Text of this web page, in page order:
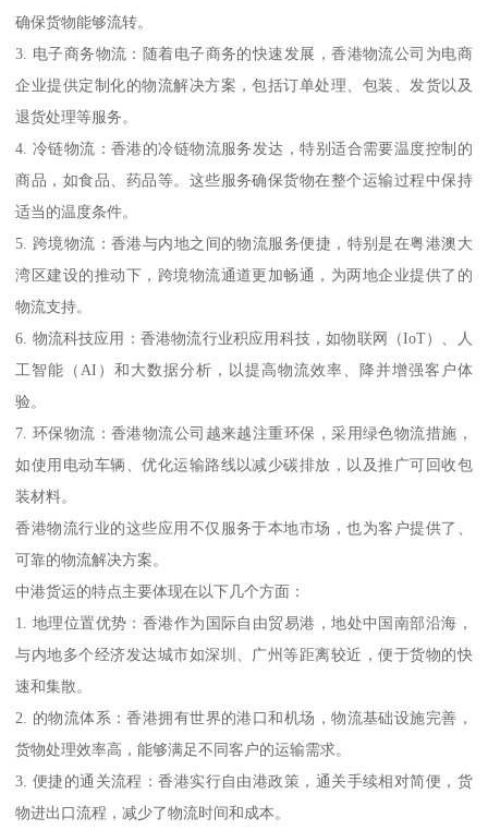
确保货物能够流转。
3. 电子商务物流：随着电子商务的快速发展，香港物流公司为电商
企业提供定制化的物流解决方案，包括订单处理、包装、发货以及
退货处理等服务。
4. 冷链物流：香港的冷链物流服务发达，特别适合需要温度控制的
商品，如食品、药品等。这些服务确保货物在整个运输过程中保持
适当的温度条件。
5. 跨境物流：香港与内地之间的物流服务便捷，特别是在粤港澳大
湾区建设的推动下，跨境物流通道更加畅通，为两地企业提供了的
物流支持。
6. 物流科技应用：香港物流行业积应用科技，如物联网（IoT）、人
工智能（AI）和大数据分析，以提高物流效率、降并增强客户体
验。
7. 环保物流：香港物流公司越来越注重环保，采用绿色物流措施，
如使用电动车辆、优化运输路线以减少碳排放，以及推广可回收包
装材料。
香港物流行业的这些应用不仅服务于本地市场，也为客户提供了、
可靠的物流解决方案。
中港货运的特点主要体现在以下几个方面：
1. 地理位置优势：香港作为国际自由贸易港，地处中国南部沿海，
与内地多个经济发达城市如深圳、广州等距离较近，便于货物的快
速和集散。
2. 的物流体系：香港拥有世界的港口和机场，物流基础设施完善，
货物处理效率高，能够满足不同客户的运输需求。
3. 便捷的通关流程：香港实行自由港政策，通关手续相对简便，货
物进出口流程，减少了物流时间和成本。